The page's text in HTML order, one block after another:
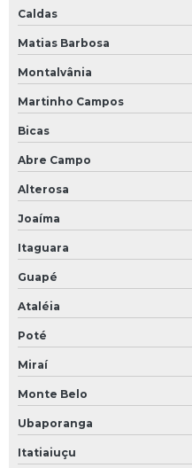
Caldas
Matias Barbosa
Montalvânia
Martinho Campos
Bicas
Abre Campo
Alterosa
Joaíma
Itaguara
Guapé
Ataléia
Poté
Miraí
Monte Belo
Ubaporanga
Itatiaiuçu